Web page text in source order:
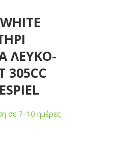
ΛΕΥΚΟ-
305CC
σε 7-10 ημέρες